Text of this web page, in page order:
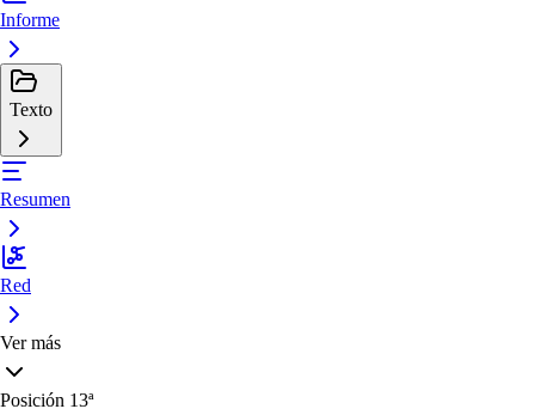
Informe
Texto
Resumen
Red
Ver más
Posición 13ª